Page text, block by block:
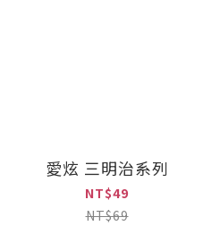
愛炫 三明治系列
NT$49
NT$69